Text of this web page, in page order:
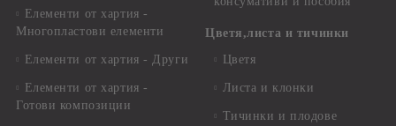
Елементи от хартия -
Многопластови елементи
Елементи от хартия - Други
Елементи от хартия -
Готови композиции
Цветя,листа и тичинки
Цветя
Листа и клонки
Тичинки и плодове